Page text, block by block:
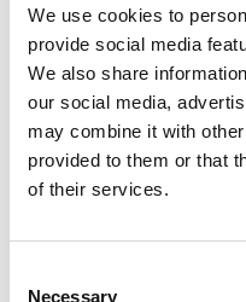
We use cookies to
provide social media
We also share
our social media,
may combine it with
provided to them or that
of their services.
Necessary
Micro skills:Digital
digital transformation
Application domains:
Total duration: